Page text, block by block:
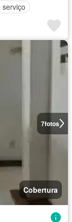
serviço
7fotos
Cobertura